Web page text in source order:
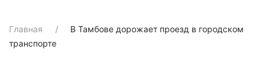
Главная
В Тамбове дорожает проезд в городском
транспорте